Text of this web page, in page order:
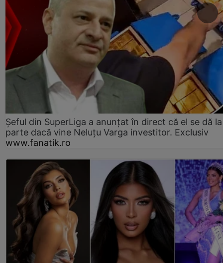
Șeful din SuperLiga a anunțat în direct că el se dă
parte dacă vine Neluțu Varga investitor. Exclusiv
www.fanatik.ro